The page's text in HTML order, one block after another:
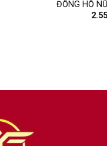
ĐỒNG HỒ